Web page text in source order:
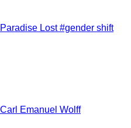
Paradise Lost #gender shift
Carl Emanuel Wolff